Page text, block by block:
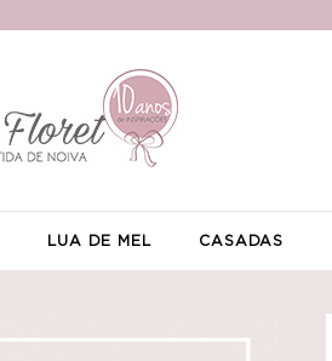
LUA DE MEL CASADAS